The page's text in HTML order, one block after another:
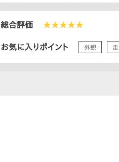
総合評価 ★★★★★
お気に入りポイント 外観